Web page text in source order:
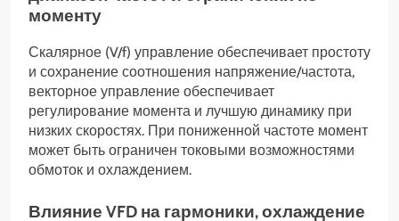
моменту
Скалярное (V/f) управление обеспечивает простоту
и сохранение соотношения напряжение/частота,
векторное управление обеспечивает
регулирование момента и лучшую динамику при
низких скоростях. При пониженной частоте момент
может быть ограничен токовыми возможностями
обмоток и охлаждением.
Влияние VFD на гармоники, охлаждение